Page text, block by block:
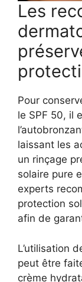
Les
Pour
le SPF 50, il
laissant les
un rinçage
solaire pure
experts
protection
afin de
L’utilisation
peut être
crème